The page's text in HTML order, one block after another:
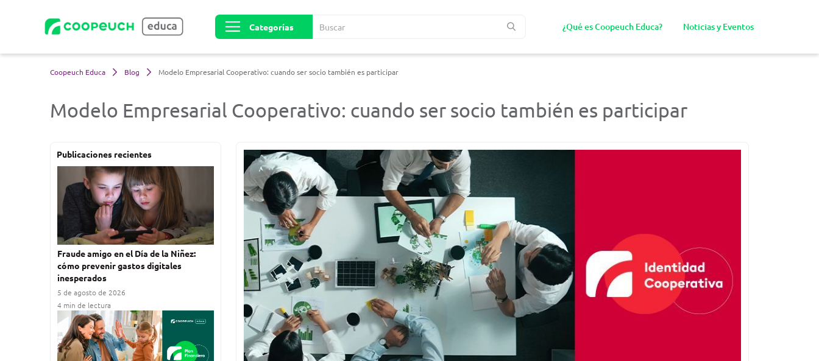
Toggle nav ¿Qué es Coopeuch Educa? Noticias y Eventos
Coopeuch Educa Blog Modelo Empresarial Cooperativo: cuando ser socio también es participar
Modelo Empresarial Cooperativo: cuando ser socio también es participar
Publicaciones recientes
5 de agosto de 2026
4 min de lectura
Fraude amigo en el Día de la Niñez:
cómo prevenir gastos digitales
inesperados